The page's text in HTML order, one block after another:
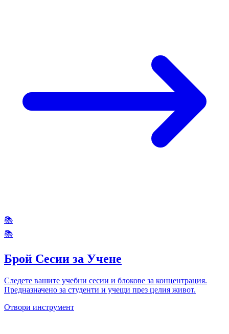
📚
📚
Брой Сесии за Учене
Следете вашите учебни сесии и блокове за концентрация.
Предназначено за студенти и учещи през целия живот.
Отвори инструмент